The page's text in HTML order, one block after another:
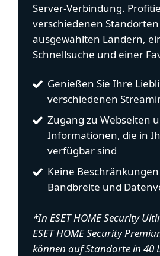
Server-Verbindung.
verschiedenen
ausgewählten Ländern,
Schnellsuche und einer
Genießen Sie Ihre
verschiedenen
Zugang zu Webseiten
Informationen, die in
verfügbar sind
Keine
Bandbreite und
*In ESET HOME Security
ESET HOME Security
können auf Standorte in 40